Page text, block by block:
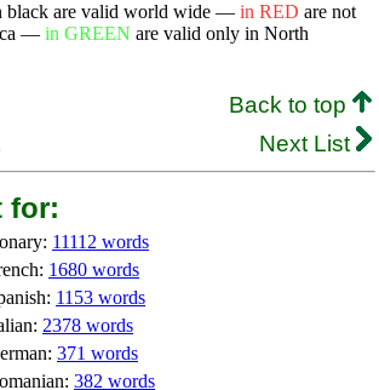
black are valid world wide — in RED are not
— in GREEN are valid only in North
Back to top
Next List
for:
11112 words
1680 words
1153 words
2378 words
371 words
382 words